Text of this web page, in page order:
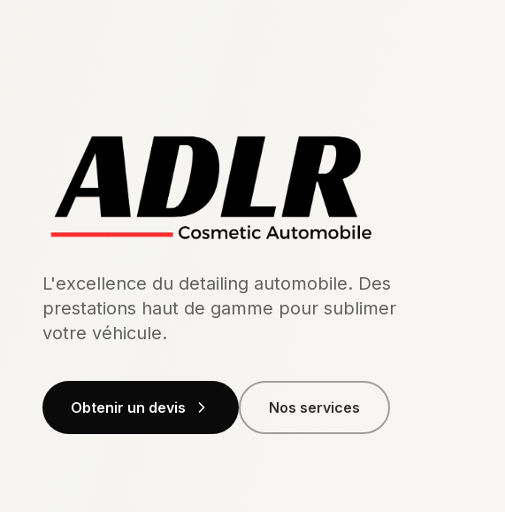
L'excellence du detailing automobile. Des
prestations haut de gamme pour sublimer
votre véhicule.
Obtenir un devis Nos services